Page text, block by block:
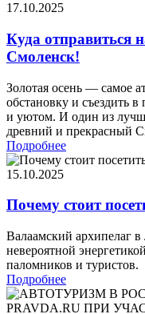
17.10.2025
Куда отправиться
Смоленск!
Золотая осень — самое
обстановку и съездить
и уютом. И один из
древний и прекрасный
Подробнее
15.10.2025
Почему стоит
Валаамский архипелаг
невероятной
паломников и туристов.
Подробнее